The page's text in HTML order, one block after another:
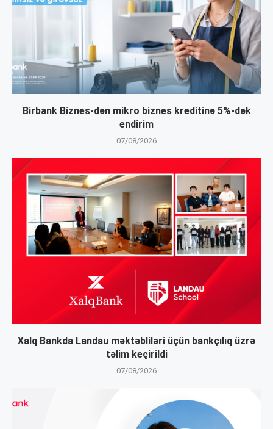
Birbank Biznes-dən mikro biznes kreditinə 5%-dək
endirim
07/08/2026
Xalq Bankda Landau məktəbliləri üçün bankçılıq üzrə
təlim keçirildi
07/08/2026